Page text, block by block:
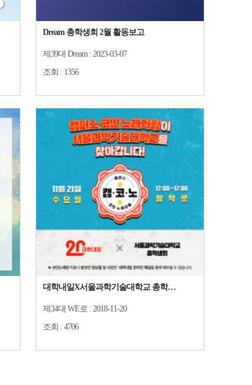
Dream 총학생회 2월 활동보고
제39대 Dream : 2023-03-07
조회 : 1356
대학내일X서울과학기술대학교 총학생회 캠퍼스코인노래방 행사 안내
제34대 WE로 : 2018-11-20
조회 : 4706